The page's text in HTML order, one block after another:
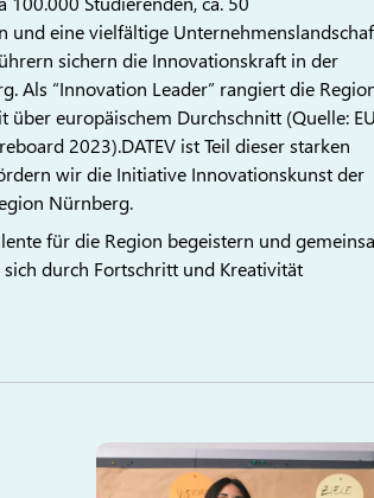
und eine vielfältige
sichern die Innovationskraft in der
Als “Innovation Leader” rangiert die
über europäischem Durchschnitt (Quelle: EU
2023).DATEV ist Teil dieser starken
wir die Initiative Innovationskunst der
Nürnberg.
für die Region begeistern und
durch Fortschritt und Kreativität